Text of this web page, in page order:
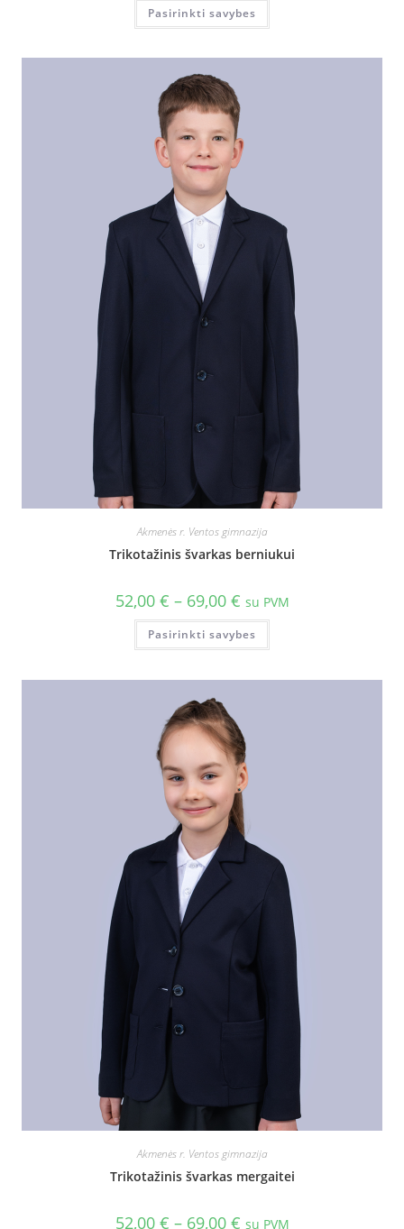
Pasirinkti savybes
Akmenės r. Ventos gimnazija
Trikotažinis švarkas berniukui
52,00 € – 69,00 € su PVM
Pasirinkti savybes
Akmenės r. Ventos gimnazija
Trikotažinis švarkas mergaitei
52,00 € – 69,00 € su PVM